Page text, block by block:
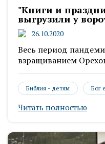
"Книги и
выгрузили у
26.10.2020
Весь период
взращиванием
Библия - детям Бог
Читать полностью